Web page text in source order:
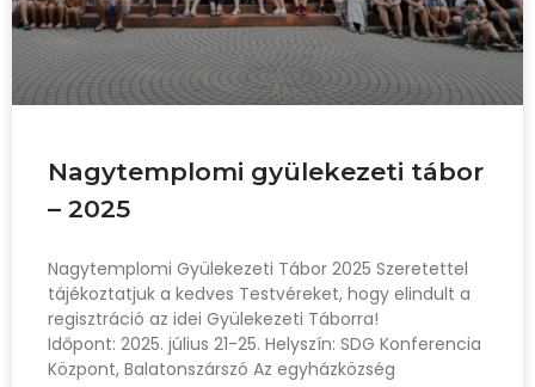
Nagytemplomi gyülekezeti tábor
– 2025
Nagytemplomi Gyülekezeti Tábor 2025 Szeretettel
tájékoztatjuk a kedves Testvéreket, hogy elindult a
regisztráció az idei Gyülekezeti Táborra!
Időpont: 2025. július 21-25. Helyszín: SDG Konferencia
Központ, Balatonszárszó Az egyházközség